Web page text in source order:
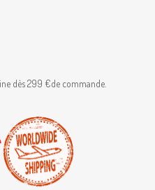
dès 299 €de commande.